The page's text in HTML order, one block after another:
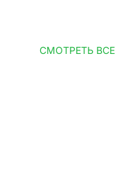
СМОТРЕТЬ ВСЕ